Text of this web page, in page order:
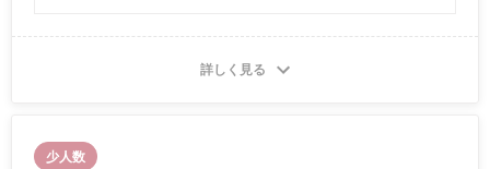
詳しく見る
少人数